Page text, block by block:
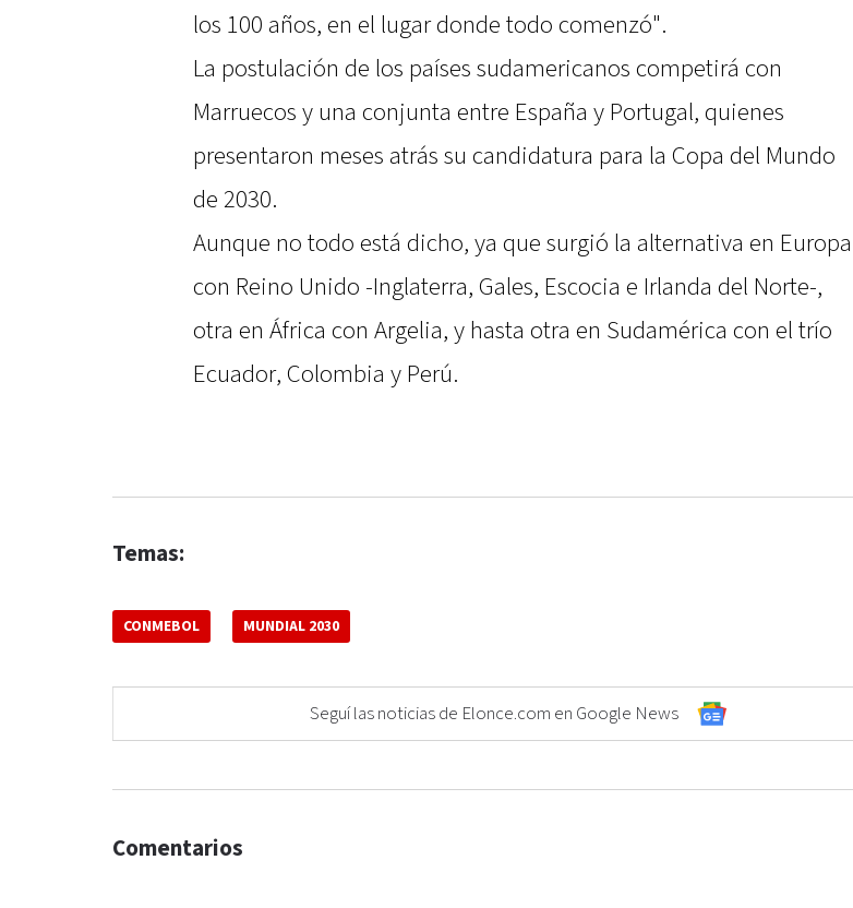
los 100 años, en el lugar donde todo comenzó".
La postulación de los países sudamericanos competirá con
Marruecos y una conjunta entre España y Portugal, quienes
presentaron meses atrás su candidatura para la Copa del Mundo
de 2030.
Aunque no todo está dicho, ya que surgió la alternativa en Europa
con Reino Unido -Inglaterra, Gales, Escocia e Irlanda del Norte-,
otra en África con Argelia, y hasta otra en Sudamérica con el trío
Ecuador, Colombia y Perú.
Temas:
CONMEBOL MUNDIAL 2030
Seguí las noticias de Elonce.com en Google News
Comentarios